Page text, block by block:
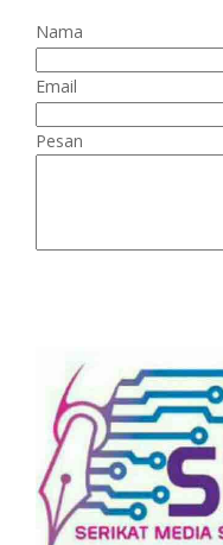
Nama
Email
Pesan